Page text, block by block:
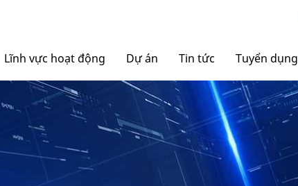
Lĩnh vực hoạt động
Nội thất Ngọc Diệp
Bao bì Ngọc Diệp
NGOCDIEPWINDOW
Dự án Tin tức
Tin tức Tập đoàn
Báo chí nói về chúng tôi
Tuyển dụng